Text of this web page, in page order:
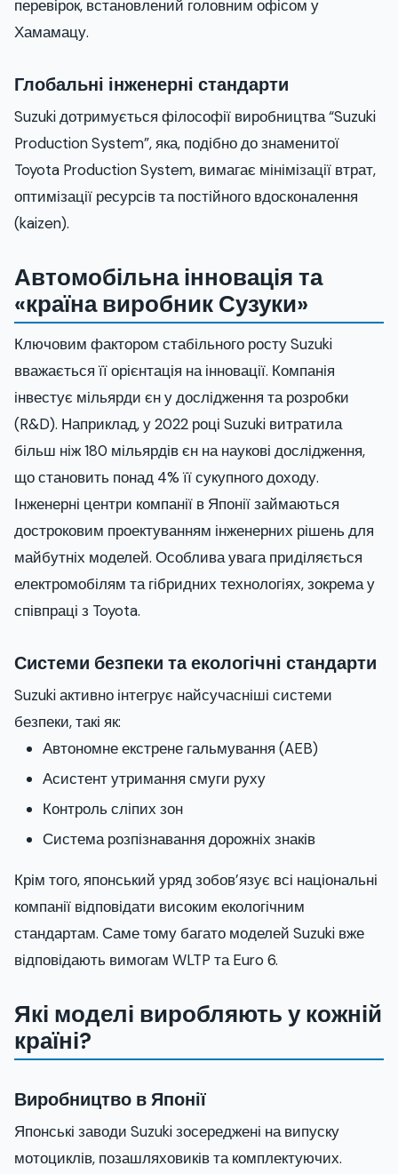
перевірок, встановлений головним офісом у
Хамамацу.
Глобальні інженерні стандарти
Suzuki дотримується філософії виробництва “Suzuki
Production System”, яка, подібно до знаменитої
Toyota Production System, вимагає мінімізації втрат,
оптимізації ресурсів та постійного вдосконалення
(kaizen).
Автомобільна інновація та
«країна виробник Сузуки»
Ключовим фактором стабільного росту Suzuki
вважається її орієнтація на інновації. Компанія
інвестує мільярди єн у дослідження та розробки
(R&D). Наприклад, у 2022 році Suzuki витратила
більш ніж 180 мільярдів єн на наукові дослідження,
що становить понад 4% її сукупного доходу.
Інженерні центри компанії в Японії займаються
достроковим проектуванням інженерних рішень для
майбутніх моделей. Особлива увага приділяється
електромобілям та гібридних технологіях, зокрема у
співпраці з Toyota.
Системи безпеки та екологічні стандарти
Suzuki активно інтегрує найсучасніші системи
безпеки, такі як:
Автономне екстрене гальмування (AEB)
Асистент утримання смуги руху
Контроль сліпих зон
Система розпізнавання дорожніх знаків
Крім того, японський уряд зобов’язує всі національні
компанії відповідати високим екологічним
стандартам. Саме тому багато моделей Suzuki вже
відповідають вимогам WLTP та Euro 6.
Які моделі виробляють у кожній
країні?
Виробництво в Японії
Японські заводи Suzuki зосереджені на випуску
мотоциклів, позашляховиків та комплектуючих.